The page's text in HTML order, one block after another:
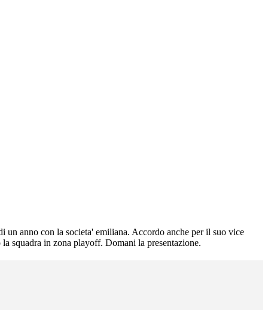
anno con la societa' emiliana. Accordo anche per il suo vice
squadra in zona playoff. Domani la presentazione.